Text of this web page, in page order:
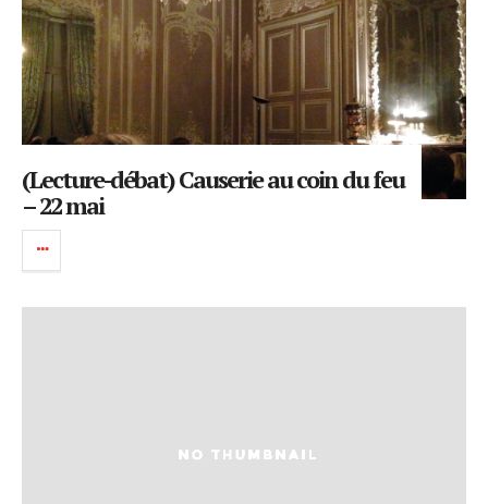
(Lecture-débat) Causerie au coin du feu
– 22 mai